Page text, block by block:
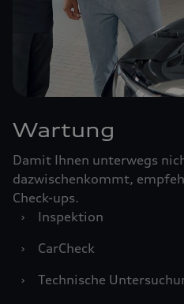
Wartung
Damit Ihnen unterwegs
dazwischenkommt,
Check-ups.
›
Inspektion
›
CarCheck
›
Technische